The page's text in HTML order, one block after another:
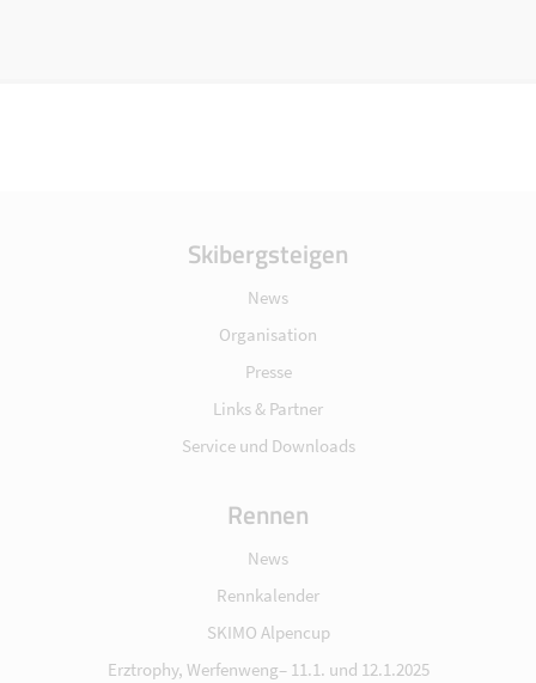
Skibergsteigen
News
Organisation
Presse
Links & Partner
Service und Downloads
Rennen
News
Rennkalender
SKIMO Alpencup
Erztrophy, Werfenweng– 11.1. und 12.1.2025